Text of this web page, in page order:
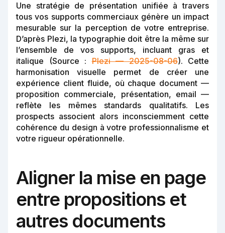
Une stratégie de présentation unifiée à travers
tous vos supports commerciaux génère un impact
mesurable sur la perception de votre entreprise.
D’après Plezi, la typographie doit être la même sur
l’ensemble de vos supports, incluant gras et
italique (Source :Plezi — 2025-08-06). Cette
harmonisation visuelle permet de créer une
expérience client fluide, où chaque document —
proposition commerciale, présentation, email —
reflète les mêmes standards qualitatifs. Les
prospects associent alors inconsciemment cette
cohérence du design à votre professionnalisme et
votre rigueur opérationnelle.
Aligner la mise en page
entre propositions et
autres documents